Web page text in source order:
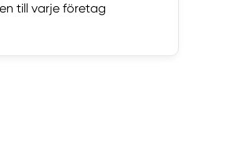
till varje företag